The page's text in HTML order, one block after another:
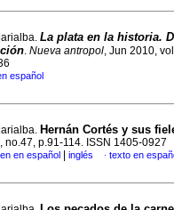
La plata en la historia.
. Nueva antropol, Jun 2010,
español
Hernán Cortés y sus
no.47, p.91-114. ISSN 1405-0927
en español inglés · texto en